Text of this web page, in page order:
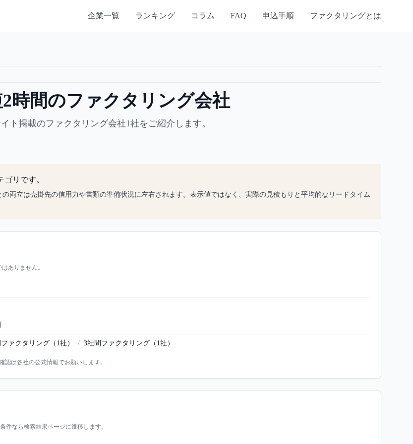
企業一覧 ランキング コラム FAQ 申込手順 ファクタリングとは
時間のファクタリング会社
ト掲載のファクタリング会社1社をご紹介します。
リです。
両立は売掛先の信用力や書類の準備状況に左右されます。表示値ではなく、実際の見積もりと平均的なリードタイム
ありません。
ァクタリング （ 1社） / 3社間ファクタリング （ 1社）
は各社の公式情報でお願いします。
件なら検索結果ページに遷移します。